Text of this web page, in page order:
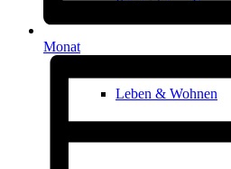
Königsteiner Forum
Leben & Wohnen
Monat